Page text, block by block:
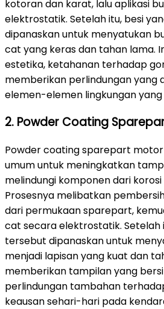
kotoran dan karat, lalu aplikasi
elektrostatik. Setelah itu, besi
dipanaskan untuk menyatukan
cat yang keras dan tahan lama.
estetika, ketahanan terhadap
memberikan perlindungan yang
elemen-elemen lingkungan
2. Powder Coating
Powder coating sparepart
umum untuk meningkatkan
melindungi komponen dari
Prosesnya melibatkan
dari permukaan sparepart,
cat secara elektrostatik. Setelah
tersebut dipanaskan untuk
menjadi lapisan yang kuat dan
memberikan tampilan yang
perlindungan tambahan
keausan sehari-hari pada